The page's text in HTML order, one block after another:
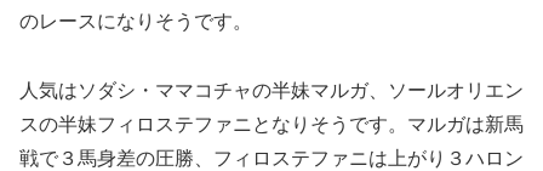
のレースになりそうです。
人気はソダシ・ママコチャの半妹マルガ、ソールオリエン
スの半妹フィロステファニとなりそうです。マルガは新馬
戦で３馬身差の圧勝、フィロステファニは上がり３ハロン